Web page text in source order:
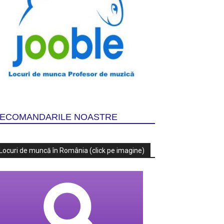
NOASTRE
de muncă în România (click pe imagine)